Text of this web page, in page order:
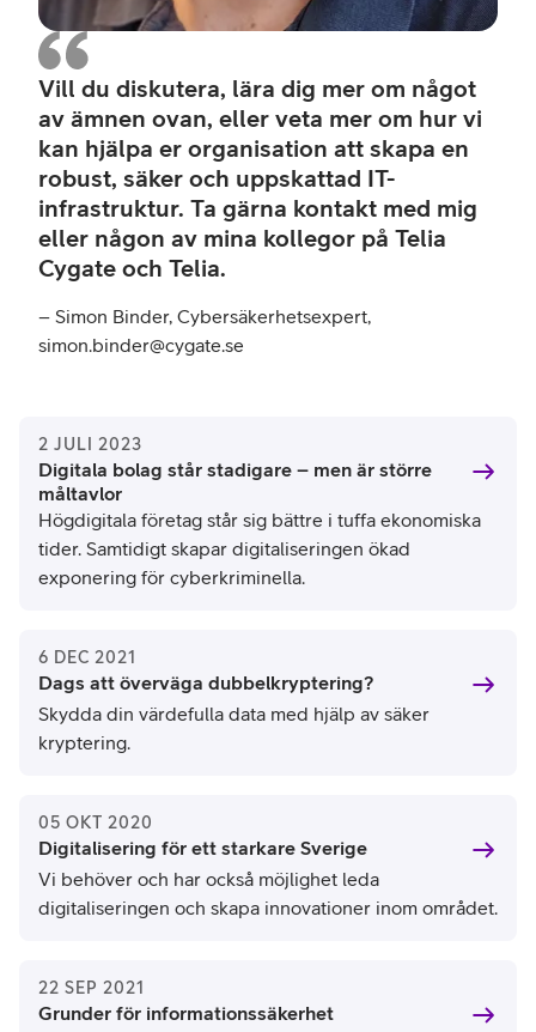
Vill du diskutera, lära dig mer om något
av ämnen ovan, eller veta mer om hur vi
kan hjälpa er organisation att skapa en
robust, säker och uppskattad IT-
infrastruktur. Ta gärna kontakt med mig
eller någon av mina kollegor på Telia
Cygate och Telia.
– Simon Binder, Cybersäkerhetsexpert,
simon.binder@cygate.se
2 JULI 2023
Digitala bolag står stadigare – men är större
måltavlor
Högdigitala företag står sig bättre i tuffa ekonomiska
tider. Samtidigt skapar digitaliseringen ökad
exponering för cyberkriminella.
6 DEC 2021
Dags att överväga dubbelkryptering?
Skydda din värdefulla data med hjälp av säker
kryptering.
05 OKT 2020
Digitalisering för ett starkare Sverige
Vi behöver och har också möjlighet leda
digitaliseringen och skapa innovationer inom området.
22 SEP 2021
Grunder för informationssäkerhet